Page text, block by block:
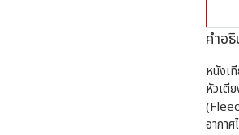
คำอ
หนังเ
หัวเตี
อากา